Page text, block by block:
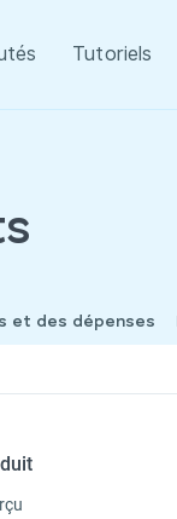
Tutoriels
et des dépenses